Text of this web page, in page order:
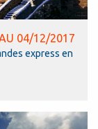
AU 04/12/2017
express en